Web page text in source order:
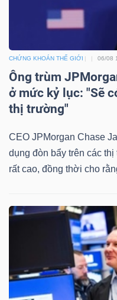
CHỨNG KHOÁN THẾ GIỚI 06/08
Ông trùm
ở mức kỷ lục: "Sẽ
thị trường"
CEO JPMorgan Chase
dụng đòn bẩy trên các
rất cao, đồng thời cho
THÔNG
ĐỘNG
chứng
khoán